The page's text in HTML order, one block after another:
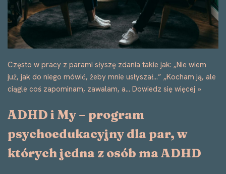
już, jak do niego mówić, żeby mnie usłyszał…” „Kocham ją, ale
ciągle coś zapominam, zawalam, a…Dowiedz się więcej »
ADHD i My – program
psychoedukacyjny dla par, w
których jedna z osób ma ADHD